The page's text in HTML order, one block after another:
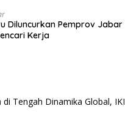
Diluncurkan Pemprov Jabar
Kerja